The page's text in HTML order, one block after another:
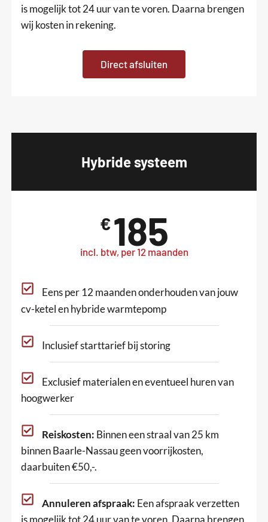
is mogelijk tot 24 uur van te voren. Daarna brengen
wij kosten in rekening.
Direct afsluiten
Hybride systeem
€185
incl. btw, per 12 maanden
Eens per 12 maanden onderhouden van jouw
cv-ketel en hybride warmtepomp
Inclusief starttarief bij storing
Exclusief materialen en eventueel huren van
hoogwerker
Reiskosten: Binnen een straal van 25 km
binnen Baarle-Nassau geen voorrijkosten,
daarbuiten €50,-.
Annuleren afspraak: Een afspraak verzetten
is mogelijk tot 24 uur van te voren. Daarna brengen